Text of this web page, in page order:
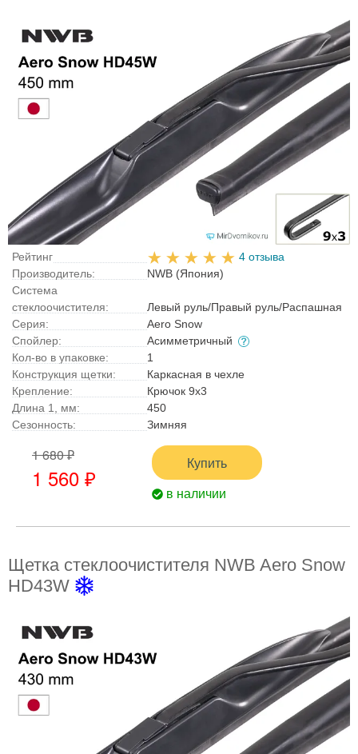
Рейтинг
4 отзыва
Производитель:
NWB (Япония)
Система
стеклоочистителя:
Левый руль/Правый руль/Распашная
Серия:
Aero Snow
Спойлер:
Асимметричный
Кол-во в упаковке:
1
Конструкция щетки:
Каркасная в чехле
Крепление:
Крючок 9x3
Длина 1, мм:
450
Сезонность:
Зимняя
1 680 ₽
1 560 ₽
Купить
в наличии
Щетка стеклоочистителя NWB Aero Snow
HD43W